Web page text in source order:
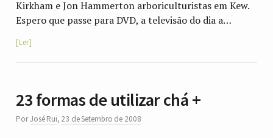
Kirkham e Jon Hammerton arboriculturistas em Kew.
Espero que passe para DVD, a televisão do dia a…
Ler
23 formas de utilizar chá +
PorJosé Rui, 23 de Setembro de 2008